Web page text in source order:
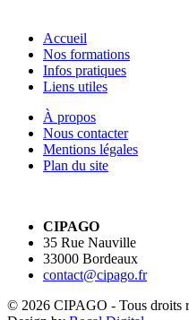
Accueil
Nos formations
Infos pratiques
Liens utiles
À propos
Nous contacter
Mentions légales
Plan du site
CIPAGO
35 Rue Nauville
33000 Bordeaux
contact@cipago.fr
© 2026 CIPAGO - Tous droits